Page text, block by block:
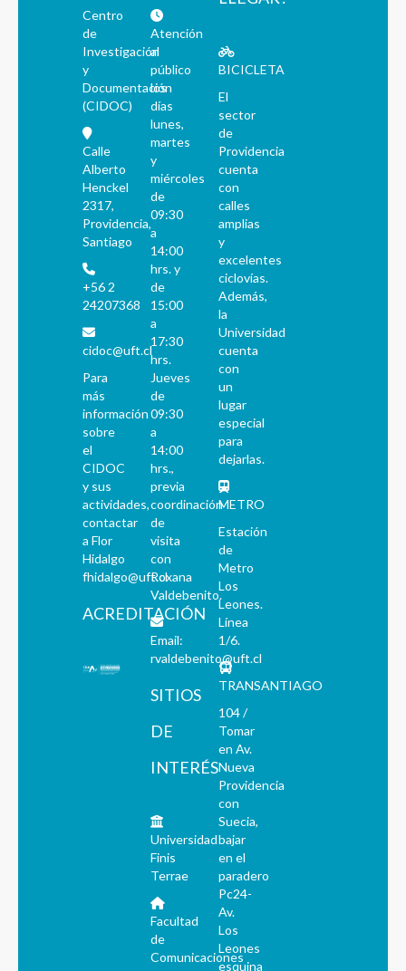
Centro
de
Investigación
y
Documentación
(CIDOC)
Calle
Alberto
Henckel
2317,
Providencia,
Santiago
+56 2
24207368
cidoc@uft.cl
Para
más
información
sobre
el
CIDOC
y sus
actividades,
contactar
a Flor
Hidalgo
fhidalgo@uft.cl
ACREDITACIÓN
Atención
al
público
los
días
lunes,
martes
y
miércoles
de
09:30
a
14:00
hrs. y
de
15:00
a
17:30
hrs.
Jueves
de
09:30
a
14:00
hrs.,
previa
coordinación
de
visita
con
Roxana
Valdebenito.
Email:
rvaldebenito@uft.cl
SITIOS
DE
INTERÉS
Universidad
Finis
Terrae
Facultad
de
Comunicaciones
BICICLETA
El
sector
de
Providencia
cuenta
con
calles
amplias
y
excelentes
ciclovías.
Además,
la
Universidad
cuenta
con
un
lugar
especial
para
dejarlas.
METRO
Estación
de
Metro
Los
Leones.
Línea
1/6.
TRANSANTIAGO
104 /
Tomar
en Av.
Nueva
Providencia
con
Suecia,
bajar
en el
paradero
Pc24-
Av.
Los
Leones
esquina